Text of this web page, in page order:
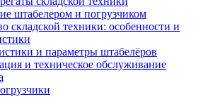
штабелером и погрузчиком
складской техники: особенности и
и параметры штабелёров
и техническое обслуживание